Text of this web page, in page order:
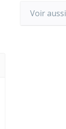
Voir aussi